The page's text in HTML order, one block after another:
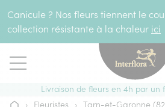
Canicule ? Nos fleurs tiennent le
collection résistante à la chaleur ici
Livraison de fleurs en 4h par un
› Fleuristes › Tarn-et-Garonne